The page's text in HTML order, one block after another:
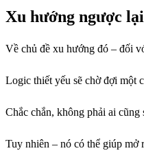
Xu hướng ngược
Về chủ đề xu hướng đó – đối
Logic thiết yếu sẽ chờ đợi một
Chắc chắn, không phải ai cũng
Tuy nhiên – nó có thể giúp mở